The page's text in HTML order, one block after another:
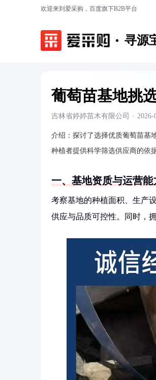
欢迎来到爱采购，百度旗下B2B平台
寻源
葡萄苗基地挑
吉林省婷婷苗木有限公司 · 2026-
介绍： 探讨了选择优质葡萄苗基
种植者提供科学筛选供应商的依
一、基地资质与运营能
考察基地的种植面积、生产
供应与品质可控性。同时，